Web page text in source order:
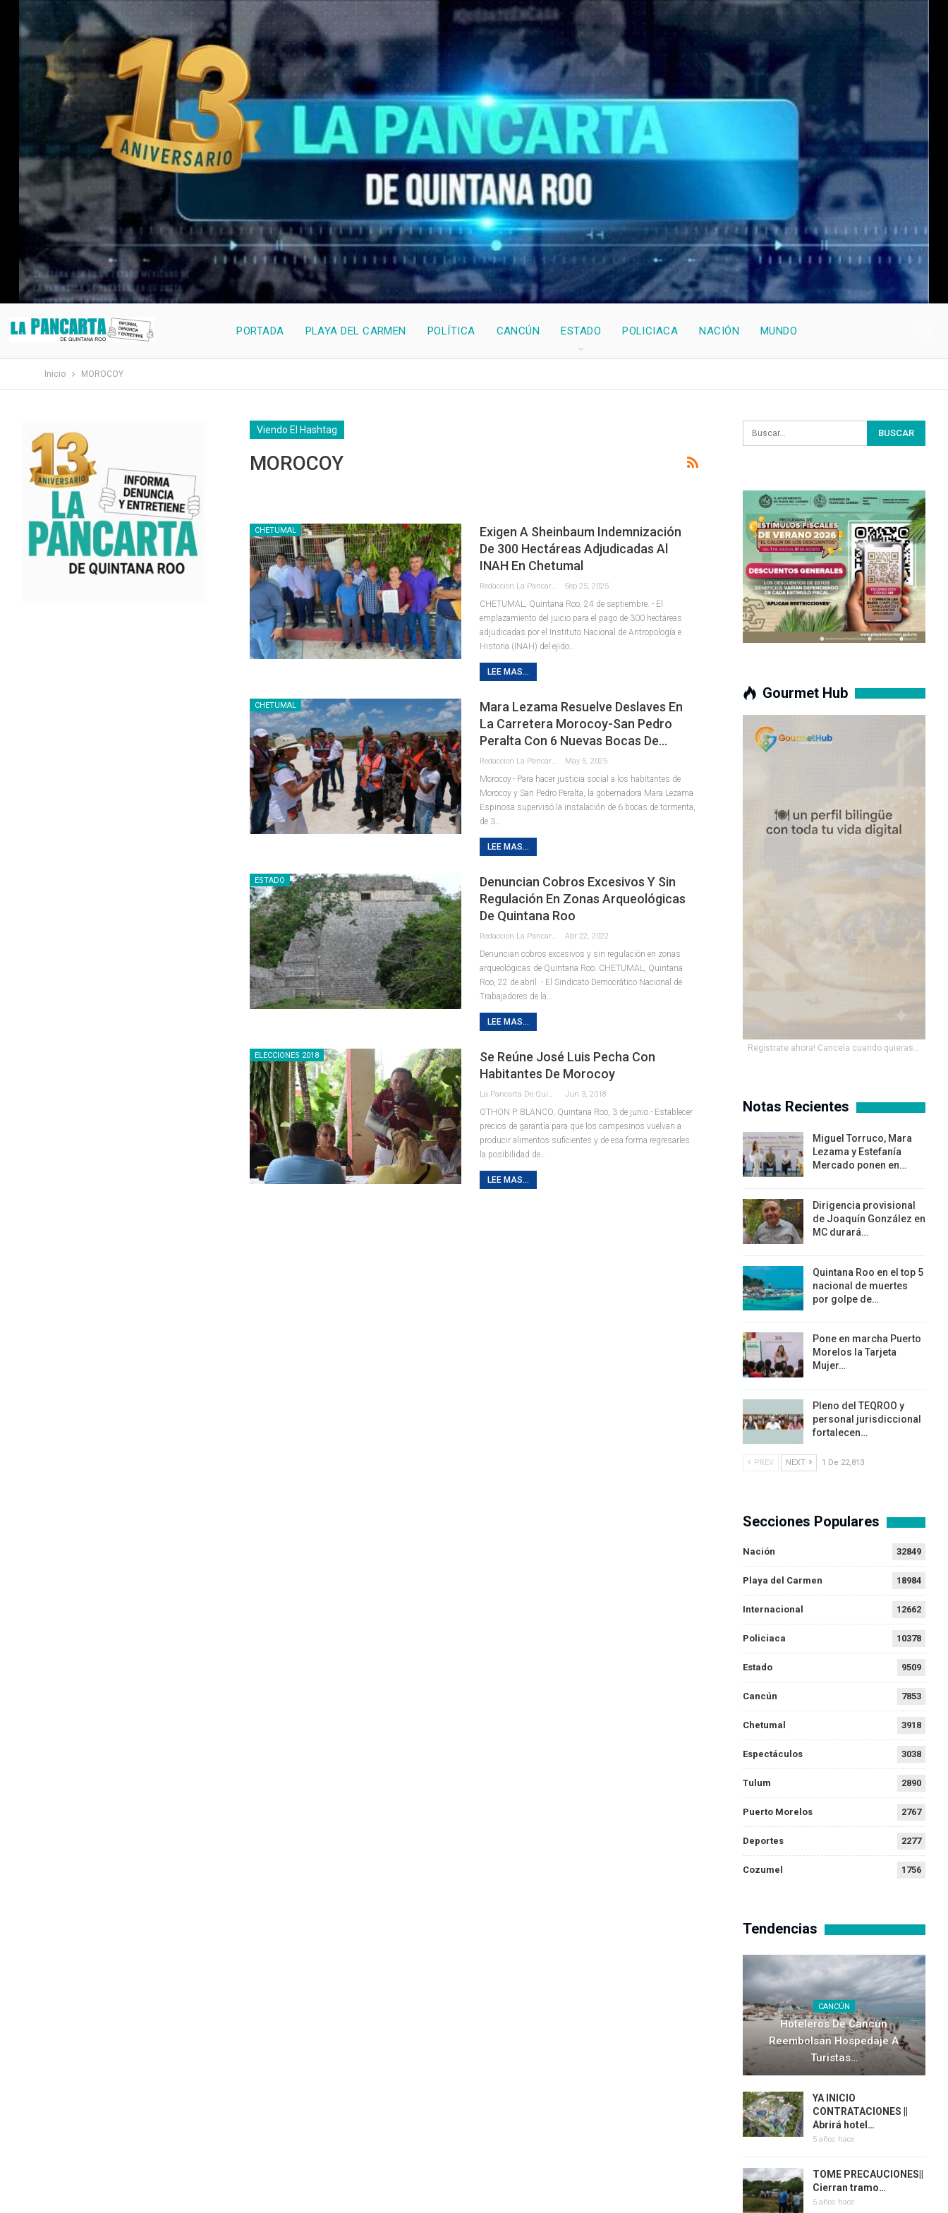
PORTADA PLAYA DEL CARMEN POLÍTICA CANCÚN ESTADO POLICIACA NACIÓN MUNDO
Inicio MOROCOY
Viendo El Hashtag
MOROCOY
CHETUMAL
Exigen A Sheinbaum Indemnización
De 300 Hectáreas Adjudicadas Al
INAH En Chetumal
Sep 25, 2025
CHETUMAL, Quintana Roo, 24 de septiembre. - El
emplazamiento del juicio para el pago de 300 hectáreas
adjudicadas por el Instituto Nacional de Antropología e
Historia (INAH) del ejido
LEE MAS...
CHETUMAL
Mara Lezama Resuelve Deslaves En
La Carretera Morocoy-San Pedro
Peralta Con 6 Nuevas Bocas De…
May 5, 2025
Morocoy.- Para hacer justicia social a los habitantes de
Morocoy y San Pedro Peralta, la gobernadora Mara Lezama
Espinosa supervisó la instalación de 6 bocas de tormenta,
de 3
LEE MAS...
ESTADO
Denuncian Cobros Excesivos Y Sin
Regulación En Zonas Arqueológicas
De Quintana Roo
Abr 22, 2022
Denuncian cobros excesivos y sin regulación en zonas
arqueológicas de Quintana Roo. CHETUMAL, Quintana
Roo, 22 de abril. - El Sindicato Democrático Nacional de
Trabajadores de la
LEE MAS...
ELECCIONES 2018
Se Reúne José Luis Pecha Con
Habitantes De Morocoy
Jun 3, 2018
OTHON P. BLANCO, Quintana Roo, 3 de junio.- Establecer
precios de garantía para que los campesinos vuelvan a
producir alimentos suficientes y de esa forma regresarles
la posibilidad de…
LEE MAS...
Gourmet Hub
Registrate ahora! Cancela cuando quieras...
Notas Recientes
Miguel Torruco, Mara
Lezama y Estefanía
Mercado ponen en…
Dirigencia provisional
de Joaquín González en
MC durará…
Quintana Roo en el top 5
nacional de muertes
por golpe de…
Pone en marcha Puerto
Morelos la Tarjeta
Mujer…
Pleno del TEQROO y
personal jurisdiccional
fortalecen…
PREV NEXT 1 De 22,813
Secciones Populares
Nación 32849
Playa del Carmen 18984
Internacional 12662
Policiaca 10378
Estado 9509
Cancún 7853
Chetumal 3918
Espectáculos 3038
Tulum 2890
Puerto Morelos 2767
Deportes 2277
Cozumel 1756
Tendencias
CANCÚN
Hoteleros De Cancún
Reembolsan Hospedaje A
Turistas…
YA INICIO
CONTRATACIONES ||
Abrirá hotel…
5 años hace
TOME PRECAUCIONES||
Cierran tramo…
5 años hace